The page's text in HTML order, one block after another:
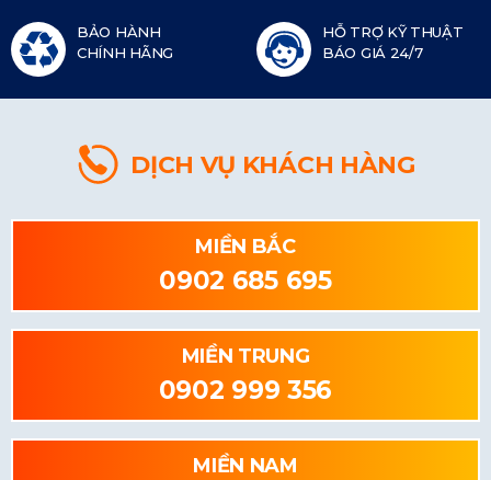
BẢO HÀNH
CHÍNH HÃNG
HỖ TRỢ KỸ THUẬT
BÁO GIÁ 24/7
DỊCH VỤ KHÁCH HÀNG
MIỀN BẮC
0902 685 695
MIỀN TRUNG
0902 999 356
MIỀN NAM